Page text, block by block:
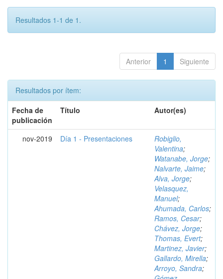
Resultados 1-1 de 1.
Anterior 1 Siguiente
Resultados por ítem:
Fecha de
publicación
Título Autor(es)
nov-2019 Día 1 - Presentaciones
Robiglio,
Valentina;
Watanabe, Jorge;
Nalvarte, Jaime;
Alva, Jorge;
Velasquez,
Manuel;
Ahumada, Carlos;
Ramos, Cesar;
Chávez, Jorge;
Thomas, Evert;
Martinez, Javier;
Gallardo, Mirella;
Arroyo, Sandra;